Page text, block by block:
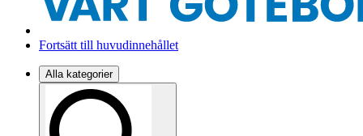
Fortsätt till huvudinnehållet
Alla kategorier